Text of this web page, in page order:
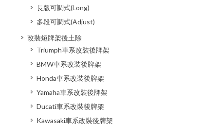
長版可調式(Long)
多段可調式(Adjust)
改裝短牌架後土除
Triumph車系改裝後牌架
BMW車系改裝後牌架
Honda車系改裝後牌架
Yamaha車系改裝後牌架
Ducati車系改裝後牌架
Kawasaki車系改裝後牌架